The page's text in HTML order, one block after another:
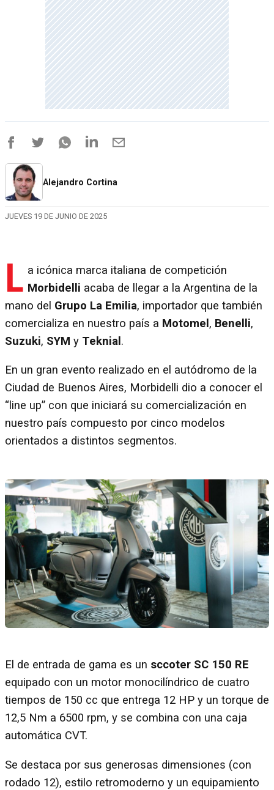
Alejandro Cortina
JUEVES 19 DE JUNIO DE 2025
L a icónica marca italiana de competición
Morbidelli acaba de llegar a la Argentina de la
mano del Grupo La Emilia, importador que también
comercializa en nuestro país a Motomel , Benelli,
Suzuki, SYM y Teknial .
En un gran evento realizado en el autódromo de la
Ciudad de Buenos Aires, Morbidelli dio a conocer el
“line up” con que iniciará su comercialización en
nuestro país compuesto por cinco modelos
orientados a distintos segmentos.
El de entrada de gama es un sccoter SC 150 RE
equipado con un motor monocilíndrico de cuatro
tiempos de 150 cc que entrega 12 HP y un torque de
12,5 Nm a 6500 rpm, y se combina con una caja
automática CVT.
Se destaca por sus generosas dimensiones (con
rodado 12), estilo retromoderno y un equipamiento